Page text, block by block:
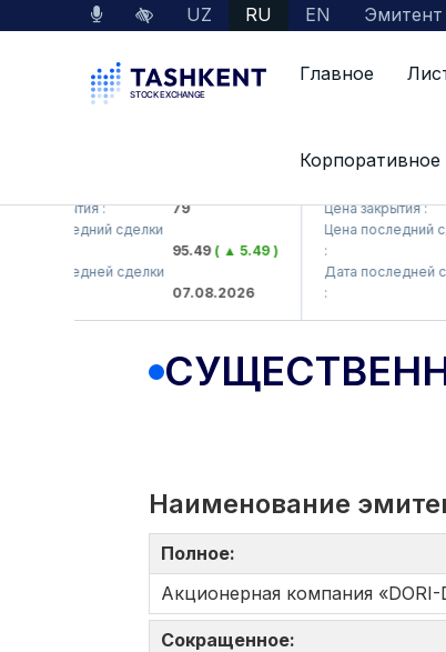
UZ RU EN Эмитент
Главное
Корпоративное
закрытия :
79
последний сделки
95.49( ▲ 5.49 )
последней сделки
07.08.2026
Цена закрытия :
Цена последний
Дата последней
Наименование
Полное:
Акционерная компания «DORI-
Сокращенное: